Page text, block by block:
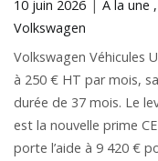
10 juin 2026 À la une
Volkswagen
Volkswagen Véhicules
à 250 € HT par mois,
durée de 37 mois. Le
est la nouvelle prime
porte l’aide à 9 420 €